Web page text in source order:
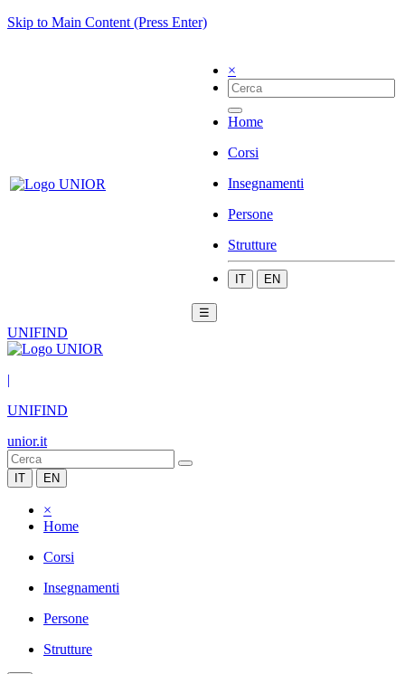
Skip to Main Content (Press Enter)
×
Home
Corsi
Insegnamenti
Persone
Strutture
IT EN
☰
UNIFIND
|
UNIFIND
unior.it
IT EN
×
Home
Corsi
Insegnamenti
Persone
Strutture